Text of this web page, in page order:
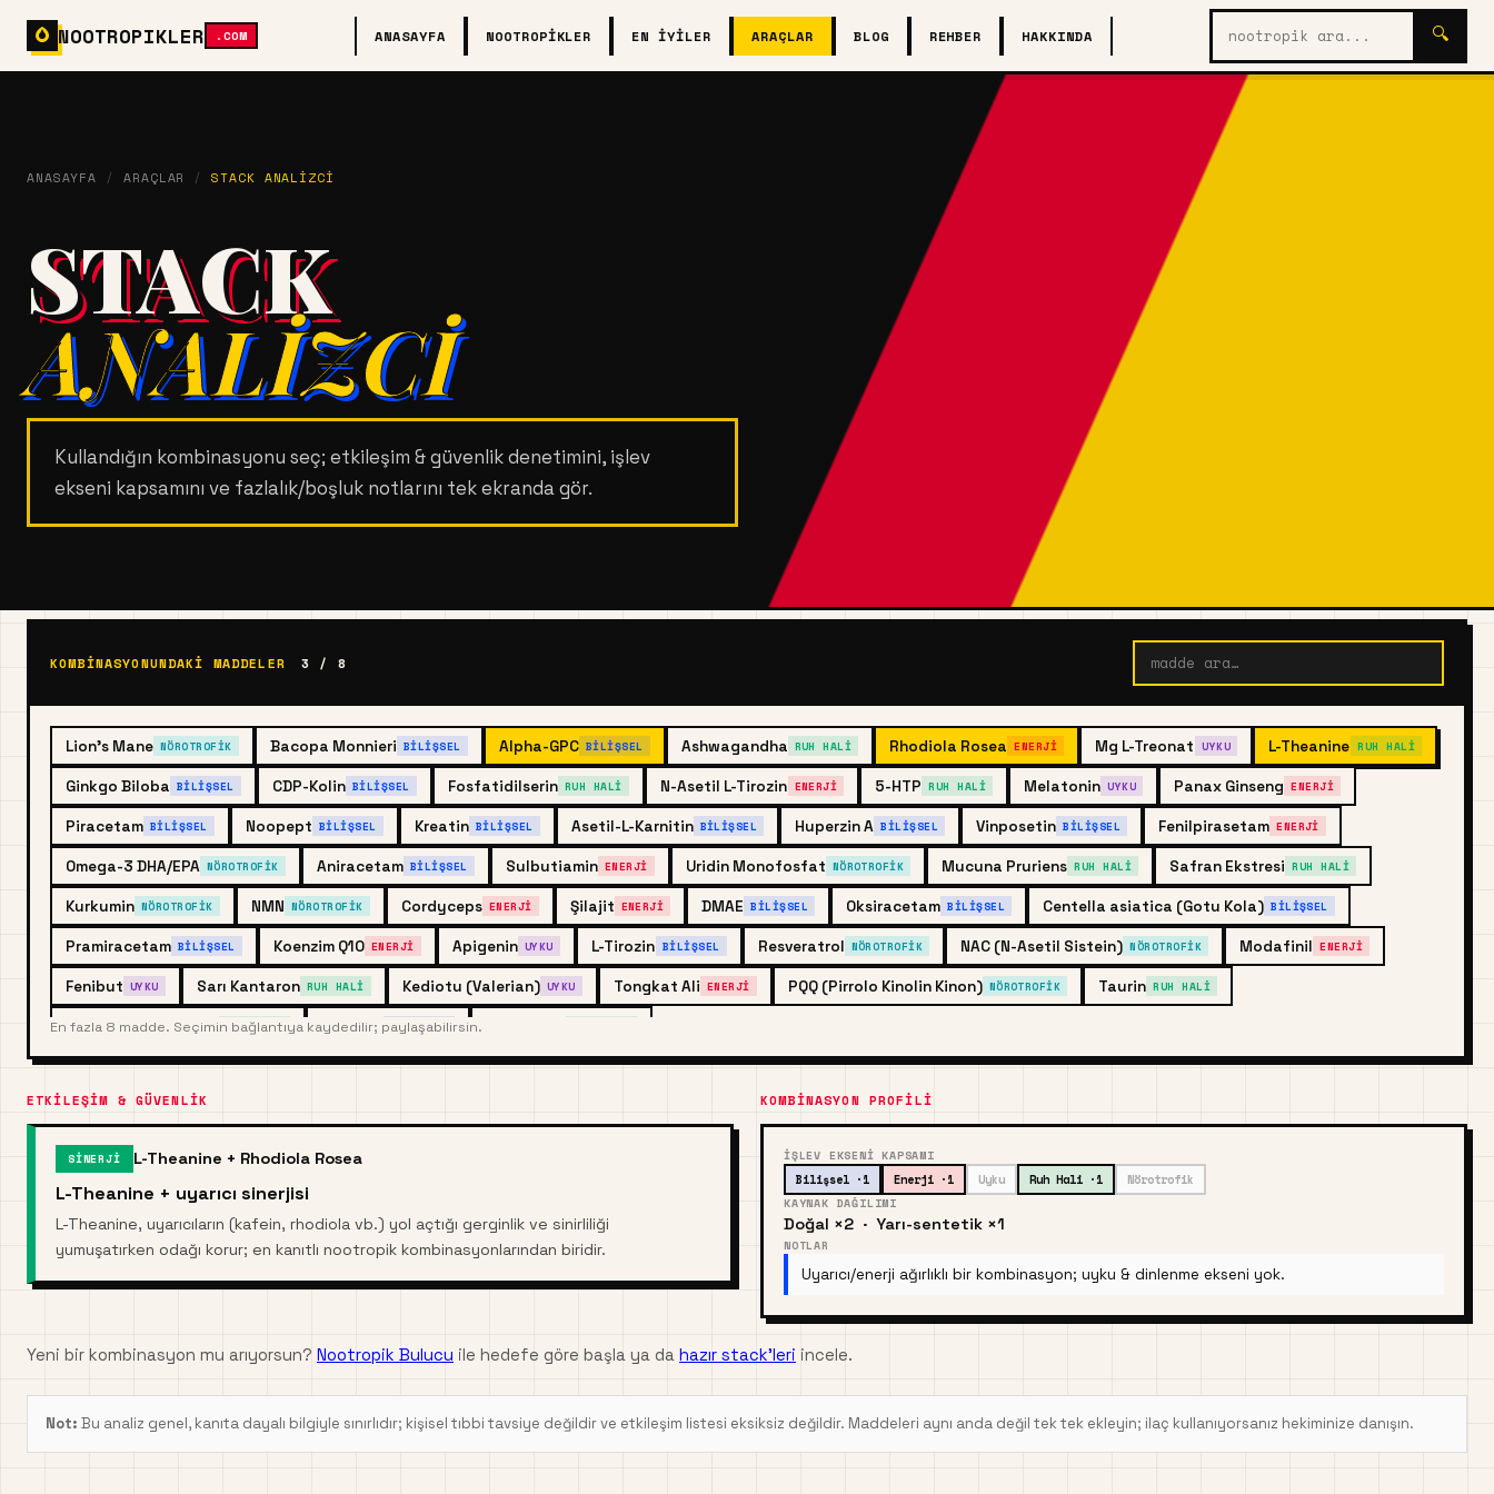
NOOTROPIKLER .COM ANASAYFA NOOTROPIKLER EN İYILER ARAÇLAR BLOG REHBER HAKKINDA
Nootropik
🔍
ANASAYFA / ARAÇLAR / STACK ANALIZCI
STACK
ANALIZCI
Kullandığın kombinasyonu seç; etkileşim & güvenlik denetimini, işlev
ekseni kapsamını ve fazlalık/boşluk notlarını tek ekranda gör.
KOMBINASYONUNDAKI MADDELER 3 / 8
Lion's Mane NÖROTROFIK Bacopa Monnieri BILIŞSEL Alpha-GPC BILIŞSEL Ashwagandha RUH HALI Rhodiola Rosea ENERJI Mg L-Treonat UYKU L-Theanine RUH HALI
Ginkgo Biloba BILIŞSEL CDP-Kolin BILIŞSEL Fosfatidilserin RUH HALI N-Asetil L-Tirozin ENERJI 5-HTP RUH HALI Melatonin UYKU Panax Ginseng ENERJI
Piracetam BILIŞSEL Noopept BILIŞSEL Kreatin BILIŞSEL Asetil-L-Karnitin BILIŞSEL Huperzin A BILIŞSEL Vinposetin BILIŞSEL Fenilpirasetam ENERJI
Omega-3 DHA/EPA NÖROTROFIK Aniracetam BILIŞSEL Sulbutiamin ENERJI Uridin Monofosfat NÖROTROFIK Mucuna Pruriens RUH HALI Safran Ekstresi RUH HALI
Kurkumin NÖROTROFIK NMN NÖROTROFIK Cordyceps ENERJI Şilajit ENERJI DMAE BILIŞSEL Oksiracetam BILIŞSEL Centella asiatica (Gotu Kola) BILIŞSEL
Pramiracetam BILIŞSEL Koenzim Q10 ENERJI Apigenin UYKU L-Tirozin BILIŞSEL Resveratrol NÖROTROFIK NAC (N-Asetil Sistein) NÖROTROFIK Modafinil ENERJI
Fenibut UYKU Sarı Kantaron RUH HALI Kediotu (Valerian) UYKU Tongkat Ali ENERJI PQQ (Pirrolo Kinolin Kinon) NÖROTROFIK Taurin RUH HALI
Melisa (Lemon Balm) RUH HALI Berberin BILIŞSEL
En fazla 8 madde. Seçimin bağlantıya kaydedilir; paylaşabilirsin.
ETKILEŞIM & GÜVENLIK
SINERJI L-Theanine + Rhodiola Rosea
L-Theanine + uyarıcı sinerjisi
L-Theanine, uyarıcıların (kafein, rhodiola vb.) yol açtığı gerginlik ve sinirliliği
yumuşatırken odağı korur; en kanıtlı nootropik kombinasyonlarından biridir.
KOMBINASYON PROFILI
İŞLEV EKSENI KAPSAMI
Bilişsel ·1 Enerji ·1 Uyku Ruh Hali ·1 Nörotrofik
KAYNAK DAĞILIMI
Doğal ×2 · Yarı-sentetik ×1
NOTLAR
Uyarıcı/enerji ağırlıklı bir kombinasyon; uyku & dinlenme ekseni yok.
Yeni bir kombinasyon mu arıyorsun? Nootropik Bulucu ile hedefe göre başla ya da hazır stack'leri incele.
Not: Bu analiz genel, kanıta dayalı bilgiyle sınırlıdır; kişisel tıbbi tavsiye değildir ve etkileşim listesi eksiksiz değildir. Maddeleri aynı anda değil tek tek ekleyin; ilaç kullanıyorsanız hekiminize danışın.